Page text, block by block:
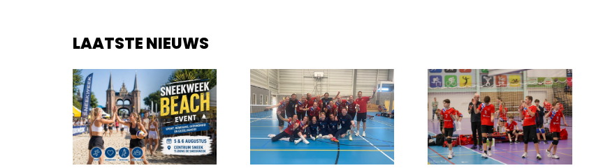
LAATSTE NIEUWS